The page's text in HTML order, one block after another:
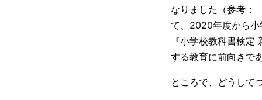
なりました（参考：
て、2020年度から小
『小学校教科書検
する教育に前向きで
ところで、どうして